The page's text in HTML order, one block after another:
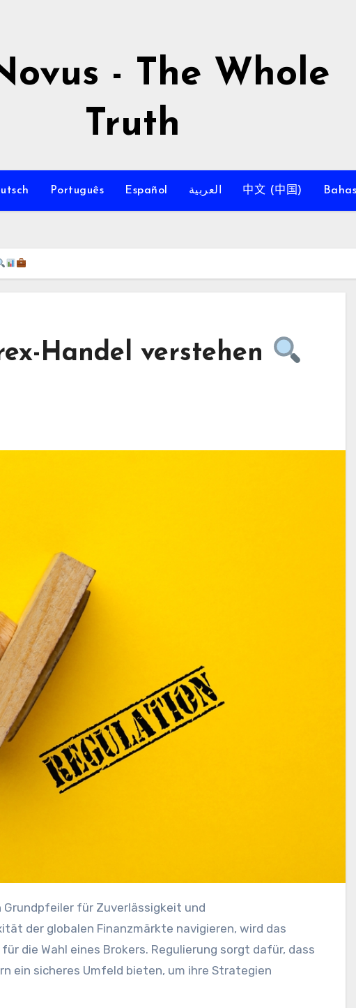
- The Whole
Truth
Português Español العربية 中文 (中国)
Handel verstehen
der globalen Finanzmärkte navigieren, wird das
die Wahl eines Brokers. Regulierung sorgt dafür, dass
ein sicheres Umfeld bieten, um ihre Strategien